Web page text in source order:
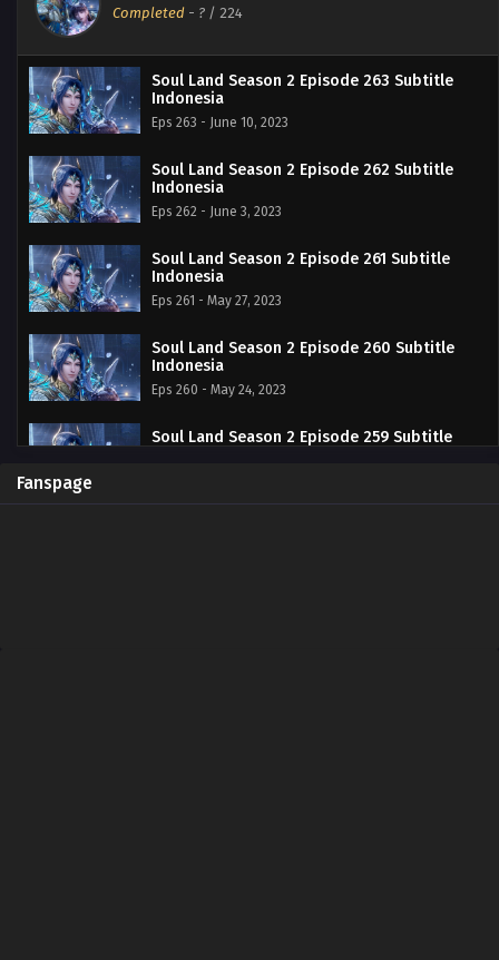
Completed - ? / 224
Soul Land Season 2 Episode 263 Subtitle
Indonesia
Eps 263 - June 10, 2023
Soul Land Season 2 Episode 262 Subtitle
Indonesia
Eps 262 - June 3, 2023
Soul Land Season 2 Episode 261 Subtitle
Indonesia
Eps 261 - May 27, 2023
Soul Land Season 2 Episode 260 Subtitle
Indonesia
Eps 260 - May 24, 2023
Soul Land Season 2 Episode 259 Subtitle
Fanspage